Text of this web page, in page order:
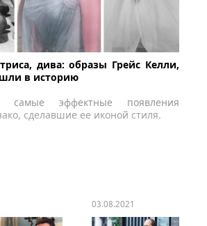
дива: образы Грейс Келли,
в историю
самые эффектные появления
сделавшие ее иконой стиля.
03.08.2021